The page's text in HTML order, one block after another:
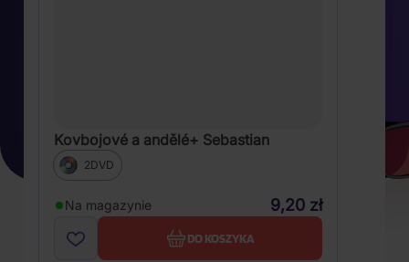
Kovbojové a andělé+ Sebastian